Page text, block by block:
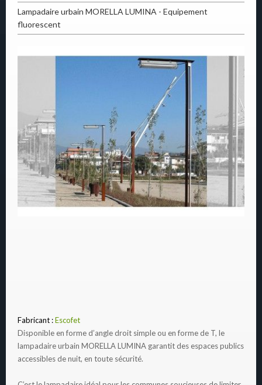
Lampadaire urbain MORELLA LUMINA - Equipement
fluorescent
Fabricant :Escofet
Disponible en forme d’angle droit simple ou en forme de T, le
lampadaire urbain MORELLA LUMINA garantit des espaces publics
accessibles de nuit, en toute sécurité.